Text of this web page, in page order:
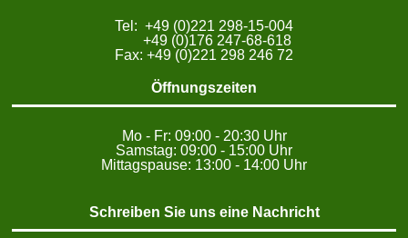
Tel: +49 (0)221 298-15-004
+49 (0)176 247-68-618
Fax: +49 (0)221 298 246 72
Öffnungszeiten
Mo - Fr: 09:00 - 20:30 Uhr
Samstag: 09:00 - 15:00 Uhr
Mittagspause: 13:00 - 14:00 Uhr
Schreiben Sie uns eine Nachricht